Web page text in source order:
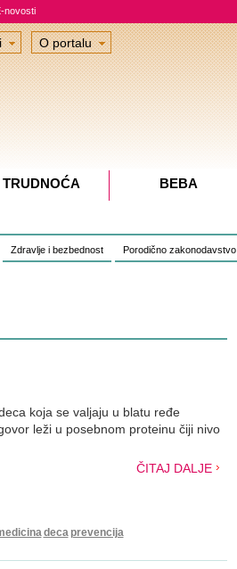
novosti
Zdravlje i bezbednost Porodično zakonodavstvo
koja se valjaju u blatu ređe
leži u posebnom proteinu čiji nivo
ČITAJ DALJE
deca prevencija
O portalu
TRUDNOĆA BEBA